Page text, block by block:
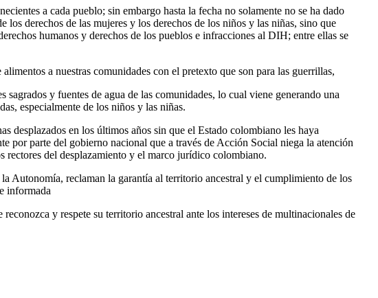
a cada pueblo; sin embargo hasta la fecha no solamente no se ha dado
derechos de las mujeres y los derechos de los niños y las niñas, sino que
humanos y derechos de los pueblos e infracciones al DIH; entre ellas se
a nuestras comunidades con el pretexto que son para las guerrillas,
y fuentes de agua de las comunidades, lo cual viene generando una
especialmente de los niños y las niñas.
desplazados en los últimos años sin que el Estado colombiano les haya
por parte del gobierno nacional que a través de Acción Social niega la atención
del desplazamiento y el marco jurídico colombiano.
Autonomía, reclaman la garantía al territorio ancestral y el cumplimiento de los
informada
y respete su territorio ancestral ante los intereses de multinacionales de